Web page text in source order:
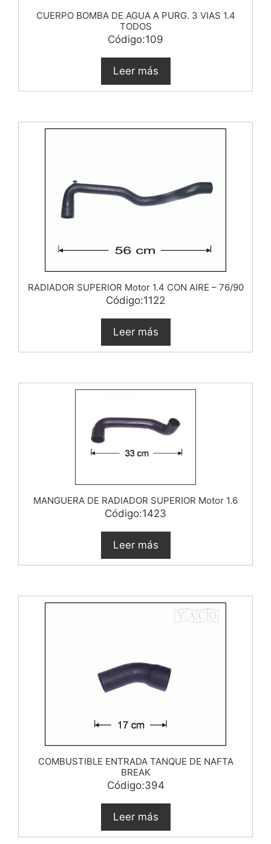
CUERPO BOMBA DE AGUA A PURG. 3 VIAS 1.4
TODOS
Código:109
Leer más
RADIADOR SUPERIOR Motor 1.4 CON AIRE – 76/90
Código:1122
Leer más
MANGUERA DE RADIADOR SUPERIOR Motor 1.6
Código:1423
Leer más
COMBUSTIBLE ENTRADA TANQUE DE NAFTA
BREAK
Código:394
Leer más